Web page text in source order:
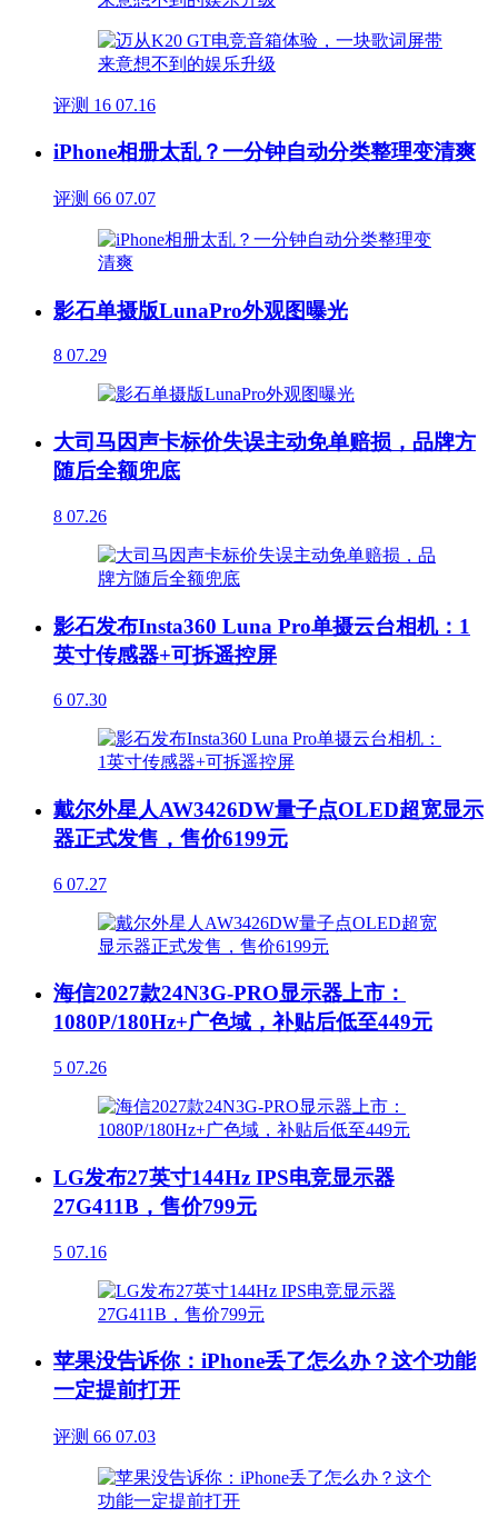
评测 16 07.16
iPhone相册太乱？一分钟自动分类整理变清爽
评测 66 07.07
影石单摄版LunaPro外观图曝光
8 07.29
大司马因声卡标价失误主动免单赔损，品牌方
随后全额兜底
8 07.26
影石发布Insta360 Luna Pro单摄云台相机：1
英寸传感器+可拆遥控屏
6 07.30
戴尔外星人AW3426DW量子点OLED超宽显示
器正式发售，售价6199元
6 07.27
海信2027款24N3G-PRO显示器上市：
1080P/180Hz+广色域，补贴后低至449元
5 07.26
LG发布27英寸144Hz IPS电竞显示器
27G411B，售价799元
5 07.16
苹果没告诉你：iPhone丢了怎么办？这个功能
一定提前打开
评测 66 07.03